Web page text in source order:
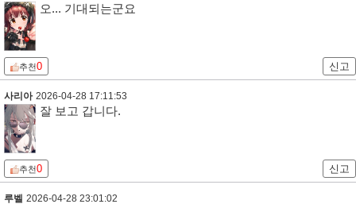
오... 기대되는군요
추천0 신고
사리아 2026-04-28 17:11:53
잘 보고 갑니다.
추천0 신고
루벨 2026-04-28 23:01:02